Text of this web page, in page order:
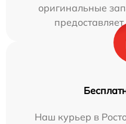
оригинальные
Наш курьер в